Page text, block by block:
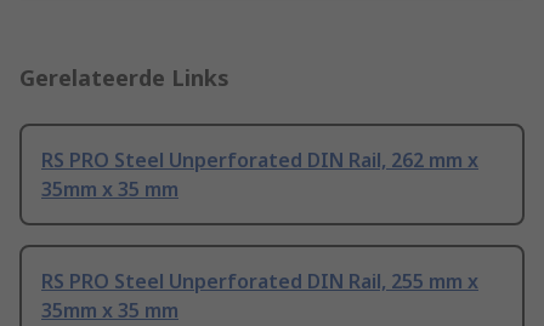
Gerelateerde Links
RS PRO Steel Unperforated DIN Rail, 262 mm x
35mm x 35 mm
RS PRO Steel Unperforated DIN Rail, 255 mm x
35mm x 35 mm